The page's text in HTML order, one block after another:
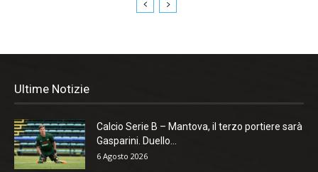
Ultime Notizie
Calcio Serie B – Mantova, il terzo portiere sarà
Gasparini. Duello...
6 Agosto 2026